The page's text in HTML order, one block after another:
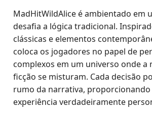
MadHitWildAlice é ambientado em
desafia a lógica tradicional.
clássicas e elementos
coloca os jogadores no papel de
complexos em um universo onde a
ficção se misturam. Cada decisão
rumo da narrativa, proporcionando
experiência verdadeiramente